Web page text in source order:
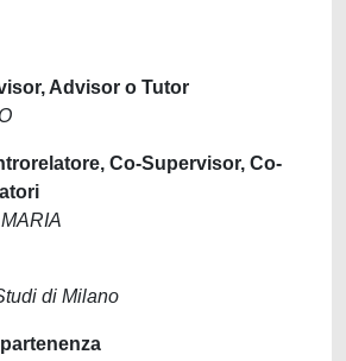
Advisor o Tutor
Co-Supervisor, Co-
di Milano